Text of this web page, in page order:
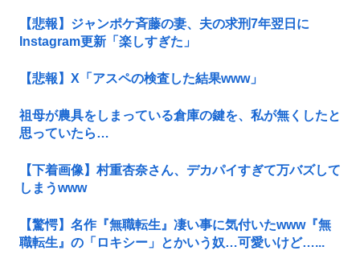
【悲報】ジャンポケ斉藤の妻、夫の求刑7年翌日に
Instagram更新「楽しすぎた」
【悲報】X「アスペの検査した結果www」
祖母が農具をしまっている倉庫の鍵を、私が無くしたと
思っていたら…
【下着画像】村重杏奈さん、デカパイすぎて万バズして
しまうwww
【驚愕】名作『無職転生』凄い事に気付いたwww『無
職転生』の「ロキシー」とかいう奴…可愛いけど…...